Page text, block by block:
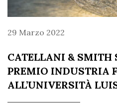
29 Marzo 2022
CATELLANI &
PREMIO INDUSTRIA
ALL’UNIVERSITÀ